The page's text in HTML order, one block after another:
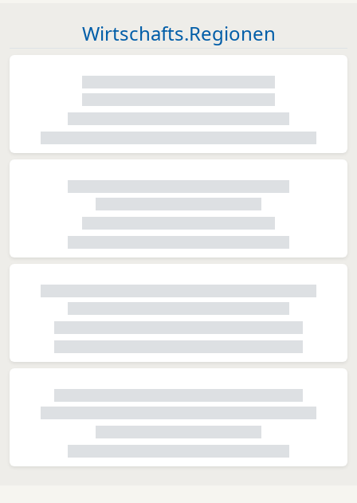
Wirtschafts.Regionen